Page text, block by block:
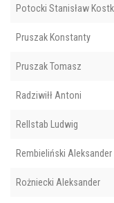
Potocki Stanisław
Pruszak Konstanty
Pruszak Tomasz
Radziwiłł Antoni
Rellstab Ludwig
Rembieliński Aleksander
Rożniecki Aleksander